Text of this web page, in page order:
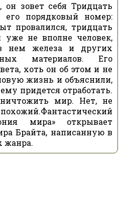
зовет себя Тридцать
порядковый номер:
провалился, тридцать
уже не вполне человек,
нем железа и других
материалов. Его
хоть он об этом и не
жизнь и объяснили,
придется отработать.
мир. Нет, не
мира» открывает
Брайта, написанную в
жанра.